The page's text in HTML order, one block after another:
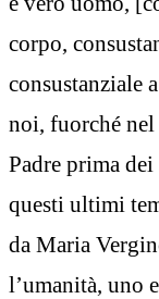
corpo,
consustanziale
noi, fuorché nel
Padre prima
questi ultimi
da Maria
l’umanità, uno